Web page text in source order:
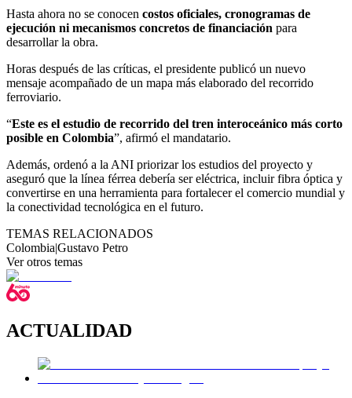
Hasta ahora no se conocen costos oficiales, cronogramas de
ejecución ni mecanismos concretos de financiación para
desarrollar la obra.
Horas después de las críticas, el presidente publicó un nuevo
mensaje acompañado de un mapa más elaborado del recorrido
ferroviario.
“Este es el estudio de recorrido del tren interoceánico más corto
posible en Colombia”, afirmó el mandatario.
Además, ordenó a la ANI priorizar los estudios del proyecto y
aseguró que la línea férrea debería ser eléctrica, incluir fibra óptica y
convertirse en una herramienta para fortalecer el comercio mundial y
la conectividad tecnológica en el futuro.
TEMAS RELACIONADOS
Colombia|Gustavo Petro
Ver otros temas
ACTUALIDAD